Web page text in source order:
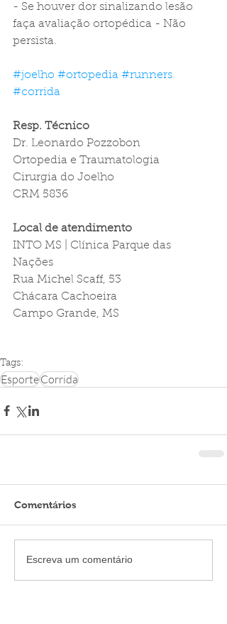
- Se houver dor sinalizando lesão
faça avaliação ortopédica - Não
persista.
#joelho #ortopedia #runners
#corrida
Resp. Técnico
Dr. Leonardo Pozzobon
Ortopedia e Traumatologia
Cirurgia do Joelho
CRM 5836
Local de atendimento
INTO MS | Clínica Parque das
Nações
Rua Michel Scaff, 53
Chácara Cachoeira
Campo Grande, MS
Tags:
EsporteCorrida
Comentários
Escreva um comentário